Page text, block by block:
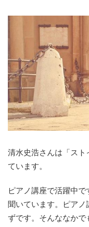
清水史浩さんは「ス
ています。
ピアノ講座で活躍中
聞いています。ピア
ずです。そんななか